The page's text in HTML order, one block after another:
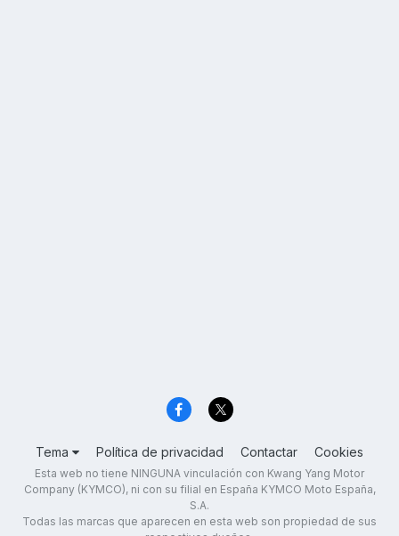
Tema Política de privacidad Contactar Cookies
Esta web no tiene NINGUNA vinculación con Kwang Yang Motor
Company (KYMCO), ni con su filial en España KYMCO Moto España,
S.A.
Todas las marcas que aparecen en esta web son propiedad de sus